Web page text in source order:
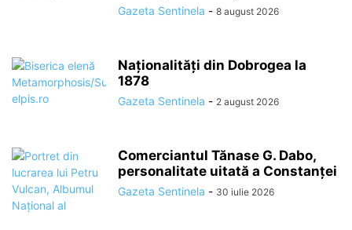
Gazeta Sentinela - 8 august 2026
Naționalități din Dobrogea la
1878
Gazeta Sentinela - 2 august 2026
Comerciantul Tănase G. Dabo,
personalitate uitată a Constanței
Gazeta Sentinela - 30 iulie 2026